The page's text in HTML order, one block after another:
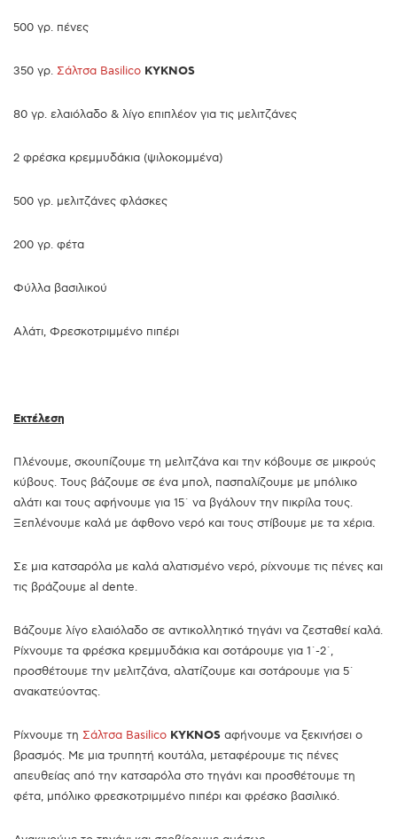
500 γρ. πένες
350 γρ. Σάλτσα Basilico KYKNOS
80 γρ. ελαιόλαδο & λίγο επιπλέον για τις μελιτζάνες
2 φρέσκα κρεμμυδάκια (ψιλοκομμένα)
500 γρ. μελιτζάνες φλάσκες
200 γρ. φέτα
Φύλλα βασιλικού
Αλάτι, Φρεσκοτριμμένο πιπέρι
Εκτέλεση
Πλένουμε, σκουπίζουμε τη μελιτζάνα και την κόβουμε σε μικρούς
κύβους. Τους βάζουμε σε ένα μπολ, πασπαλίζουμε με μπόλικο
αλάτι και τους αφήνουμε για 15΄ να βγάλουν την πικρίλα τους.
Ξεπλένουμε καλά με άφθονο νερό και τους στίβουμε με τα χέρια.
Σε μια κατσαρόλα με καλά αλατισμένο νερό, ρίχνουμε τις πένες και
τις βράζουμε al dente.
Βάζουμε λίγο ελαιόλαδο σε αντικολλητικό τηγάνι να ζεσταθεί καλά.
Ρίχνουμε τα φρέσκα κρεμμυδάκια και σοτάρουμε για 1΄-2΄,
προσθέτουμε την μελιτζάνα, αλατίζουμε και σοτάρουμε για 5΄
ανακατεύοντας.
Ρίχνουμε τη Σάλτσα Basilico KYKNOS αφήνουμε να ξεκινήσει ο
βρασμός. Με μια τρυπητή κουτάλα, μεταφέρουμε τις πένες
απευθείας από την κατσαρόλα στο τηγάνι και προσθέτουμε τη
φέτα, μπόλικο φρεσκοτριμμένο πιπέρι και φρέσκο βασιλικό.